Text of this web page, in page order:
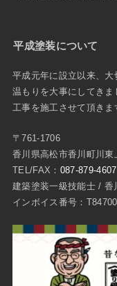
平成塗装について
平成元年に設立以来、
温もりを大事にしてき
工事を施工させて頂きま
〒761-1706
香川県高松市香川町川東
TEL/FAX： 087-879-4607
建築塗装一級技能士 / 香
インボイス番号：